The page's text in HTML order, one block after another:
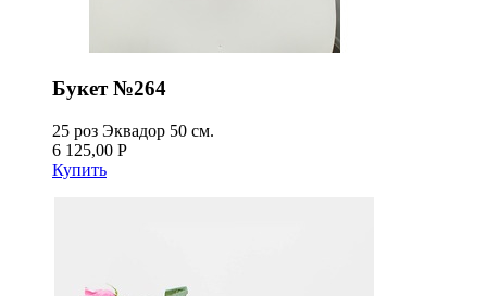
Букет №264
25 роз Эквадор 50 см.
6 125,00 Р
Купить